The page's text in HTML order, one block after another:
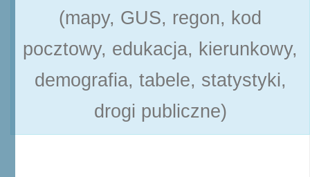
(mapy, GUS, regon, kod
pocztowy, edukacja, kierunkowy,
demografia, tabele, statystyki,
drogi publiczne)